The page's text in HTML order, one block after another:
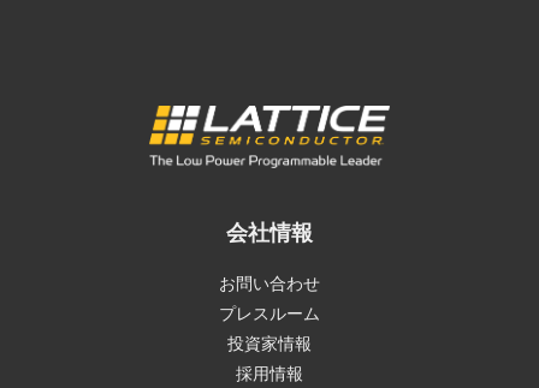
会社情報
お問い合わせ
プレスルーム
投資家情報
採用情報